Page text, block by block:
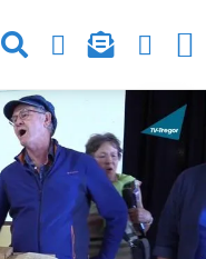
    